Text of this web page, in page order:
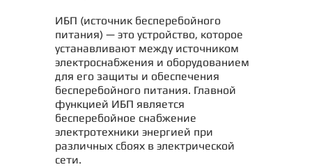
ИБП (источник бесперебойного
питания) — это устройство, которое
устанавливают между источником
электроснабжения и оборудованием
для его защиты и обеспечения
бесперебойного питания. Главной
функцией ИБП является
бесперебойное снабжение
электротехники энергией при
различных сбоях в электрической
сети.